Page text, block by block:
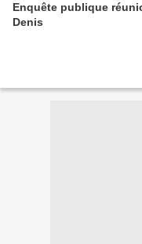
Enquête publique
Denis